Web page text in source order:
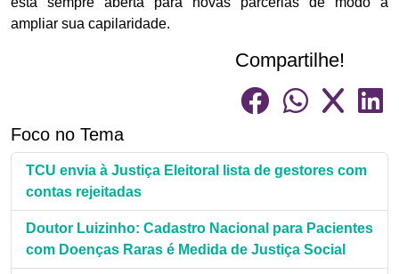
ampliar sua capilaridade.
Compartilhe!
Foco no Tema
TCU envia à Justiça Eleitoral lista de gestores com
contas rejeitadas
Doutor Luizinho: Cadastro Nacional para Pacientes
com Doenças Raras é Medida de Justiça Social